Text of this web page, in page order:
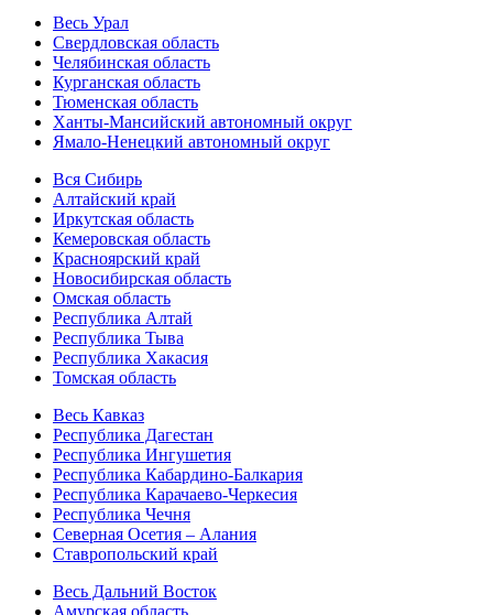
Весь Урал
Свердловская область
Челябинская область
Курганская область
Тюменская область
Ханты-Мансийский автономный округ
Ямало-Ненецкий автономный округ
Вся Сибирь
Алтайский край
Иркутская область
Кемеровская область
Красноярский край
Новосибирская область
Омская область
Республика Алтай
Республика Тыва
Республика Хакасия
Томская область
Весь Кавказ
Республика Дагестан
Республика Ингушетия
Республика Кабардино-Балкария
Республика Карачаево-Черкесия
Республика Чечня
Северная Осетия – Алания
Ставропольский край
Весь Дальний Восток
Амурская область